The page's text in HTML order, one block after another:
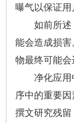
曝气以保证用
如前所述，
能会造成损
物最终可能会
净化应用中
序中的重要
撰文研究残留